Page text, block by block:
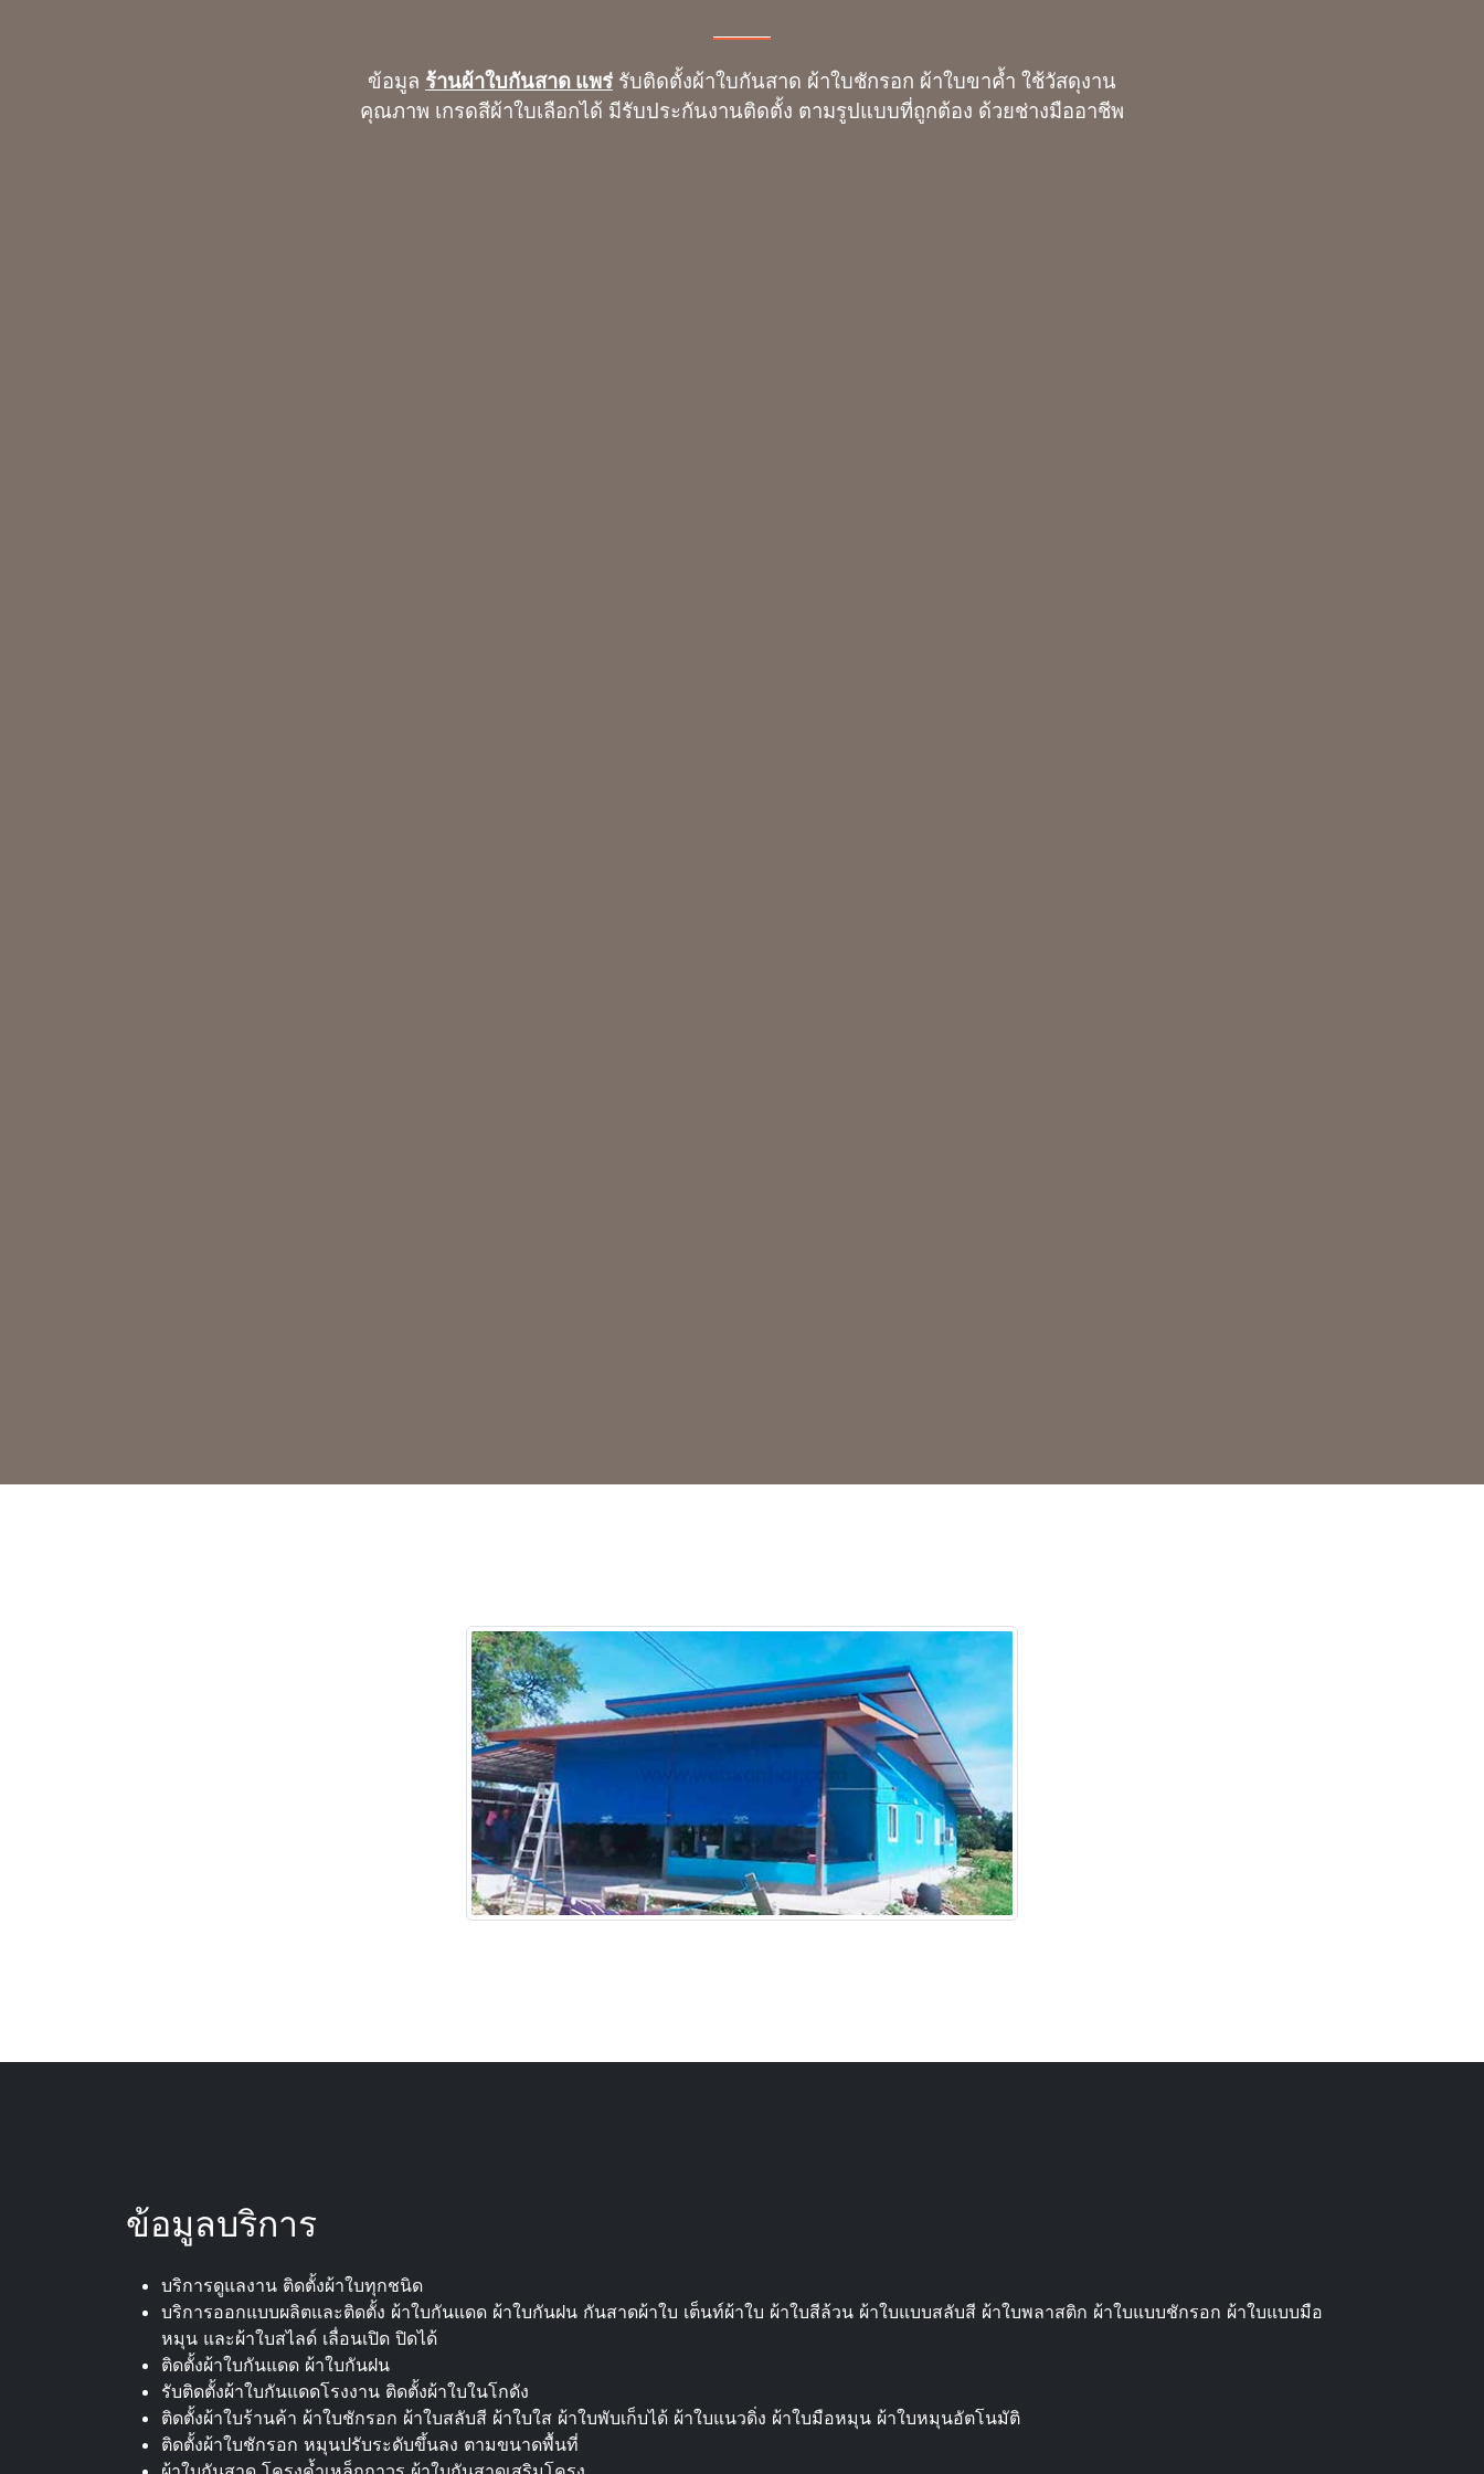
ข้อมูล ร้านผ้าใบกันสาด แพร่ รับติดตั้งผ้าใบกันสาด ผ้าใบชักรอก ผ้าใบขาค้ำ ใช้วัสดุงาน
คุณภาพ เกรดสีผ้าใบเลือกได้ มีรับประกันงานติดตั้ง ตามรูปแบบที่ถูกต้อง ด้วยช่างมืออาชีพ
ข้อมูลบริการ
บริการดูแลงาน ติดตั้งผ้าใบทุกชนิด
บริการออกแบบผลิตและติดตั้ง ผ้าใบกันแดด ผ้าใบกันฝน กันสาดผ้าใบ เต็นท์ผ้าใบ ผ้าใบสีล้วน ผ้าใบแบบสลับสี ผ้าใบพลาสติก ผ้าใบแบบชักรอก ผ้าใบแบบมือ
หมุน และผ้าใบสไลด์ เลื่อนเปิด ปิดได้
ติดตั้งผ้าใบกันแดด ผ้าใบกันฝน
รับติดตั้งผ้าใบกันแดดโรงงาน ติดตั้งผ้าใบในโกดัง
ติดตั้งผ้าใบร้านค้า ผ้าใบชักรอก ผ้าใบสลับสี ผ้าใบใส ผ้าใบพับเก็บได้ ผ้าใบแนวดิ่ง ผ้าใบมือหมุน ผ้าใบหมุนอัตโนมัติ
ติดตั้งผ้าใบชักรอก หมุนปรับระดับขึ้นลง ตามขนาดพื้นที่